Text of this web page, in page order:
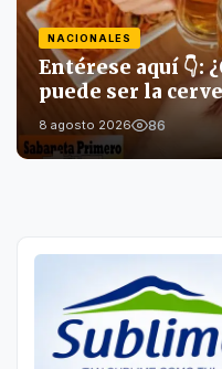
NACIONALES
Entérese aquí 👇:
puede ser la
8 agosto 2026 86